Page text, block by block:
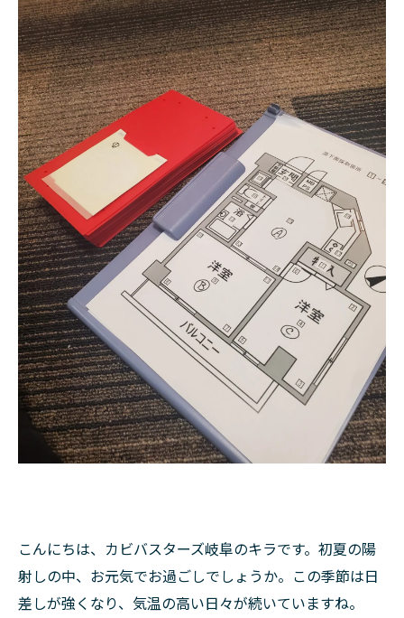
こんにちは、カビバスターズ岐阜のキラです。初夏の陽
射しの中、お元気でお過ごしでしょうか。この季節は日
差しが強くなり、気温の高い日々が続いていますね。